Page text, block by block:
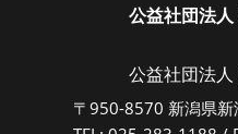
公益社団法
公益社団法
〒950-8570 新潟県新